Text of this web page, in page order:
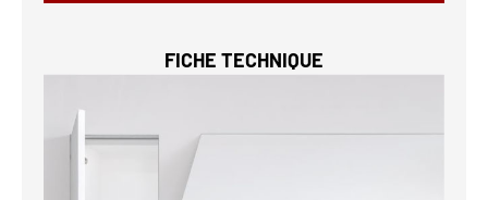
FICHE TECHNIQUE